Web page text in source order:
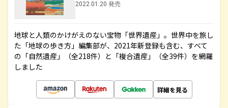
2022.01.20 発売
地球と人類のかけがえのない宝物「世界遺産」。世界中を旅し
た「地球の歩き方」編集部が、2021年新登録も含む、すべて
の「自然遺産」（全218件）と「複合遺産」（全39件）を網羅
しました
詳細を見る